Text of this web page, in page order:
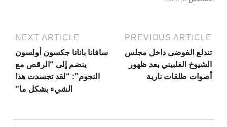
PREVIOUS ARTICLE
تندلع الفوضى داخل مجلس
الشيوخ الفلبيني بعد ظهور
أصوات طلقات نارية
NEXT ARTICLE
سافانا بانانا جكسون أولسون
ينضم إلى “الرقص مع
النجوم”: “لقد تجسدت هذا
الشيء بشكل ما”